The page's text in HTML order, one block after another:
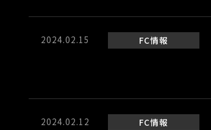
2024.02.15 FC情報
2024.02.12 FC情報